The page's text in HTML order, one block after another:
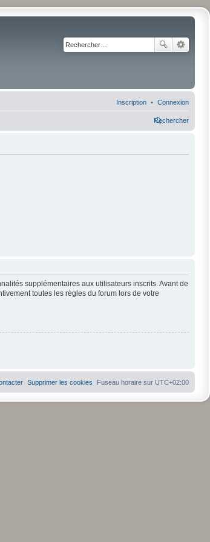
Connexion
Inscription
Rechercher
supplémentaires aux utilisateurs inscrits. Avant de
toutes les règles du forum lors de votre
Fuseau horaire sur UTC+02:00
Supprimer les cookies